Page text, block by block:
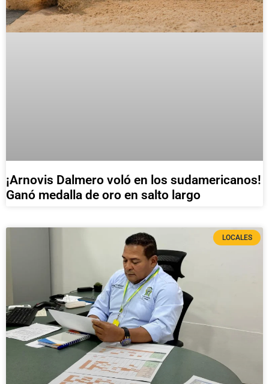
¡Arnovis Dalmero voló en los sudamericanos!
Ganó medalla de oro en salto largo
LOCALES